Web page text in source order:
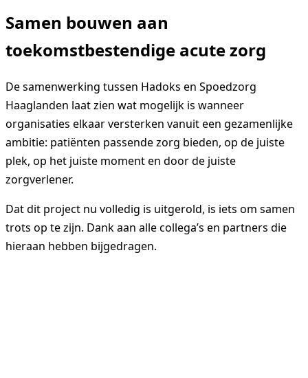
Zorg thuis
Samen bouwen aan
toekomstbestendige acute zorg
De samenwerking tussen Hadoks en Spoedzorg
Haaglanden laat zien wat mogelijk is wanneer
organisaties elkaar versterken vanuit een gezamenlijke
ambitie: patiënten passende zorg bieden, op de juiste
plek, op het juiste moment en door de juiste
zorgverlener.
Dat dit project nu volledig is uitgerold, is iets om samen
trots op te zijn. Dank aan alle collega’s en partners die
hieraan hebben bijgedragen.